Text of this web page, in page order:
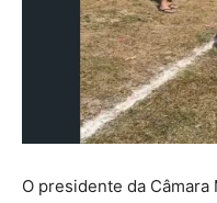
O presidente da